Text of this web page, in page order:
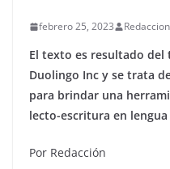
febrero 25, 2023 Redaccion
El texto es resultado
Duolingo Inc y se trata
para brindar una
lecto-escritura en lengua
Por Redacción